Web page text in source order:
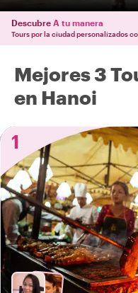
Descubre A tu manera
Tours por la ciudad personalizados
Mejores 3
en Hanoi
1